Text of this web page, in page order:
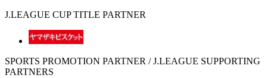
J.LEAGUE CUP TITLE PARTNER
SPORTS PROMOTION PARTNER / J.LEAGUE SUPPORTING
PARTNERS